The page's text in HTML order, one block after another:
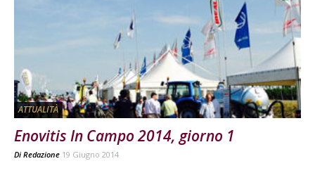
ATTUALITÀ
Enovitis In Campo 2014, giorno 1
Di Redazione 19 Giugno 2014